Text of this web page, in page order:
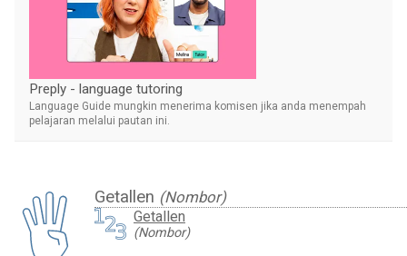
Getallen (Nombor)
Getallen
(Nombor)
Preply - language tutoring
Language Guide mungkin menerima komisen jika anda menempah
pelajaran melalui pautan ini.